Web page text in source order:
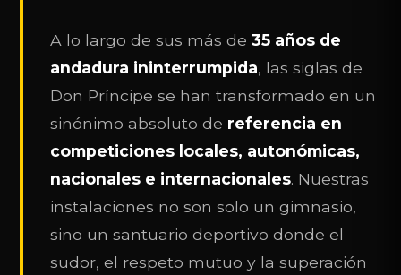
A lo largo de sus más de35 años de
andadura ininterrumpida, las siglas de
Don Príncipe se han transformado en un
sinónimo absoluto de referencia en
competiciones locales, autonómicas,
nacionales e internacionales. Nuestras
instalaciones no son solo un gimnasio,
sino un santuario deportivo donde el
sudor, el respeto mutuo y la superación